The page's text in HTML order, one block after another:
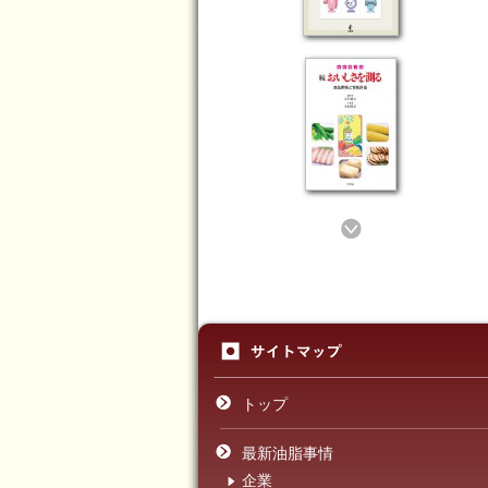
トップ
最新油脂事情
企業